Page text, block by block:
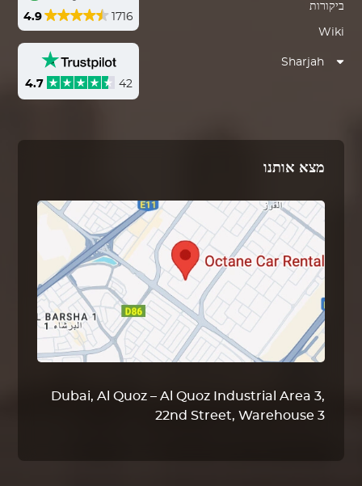
4.9 1716
4.7 42
ביקורות
Wiki
Sharjah
מצא אותנו
Dubai, Al Quoz – Al Quoz Industrial Area 3,
22nd Street, Warehouse 3